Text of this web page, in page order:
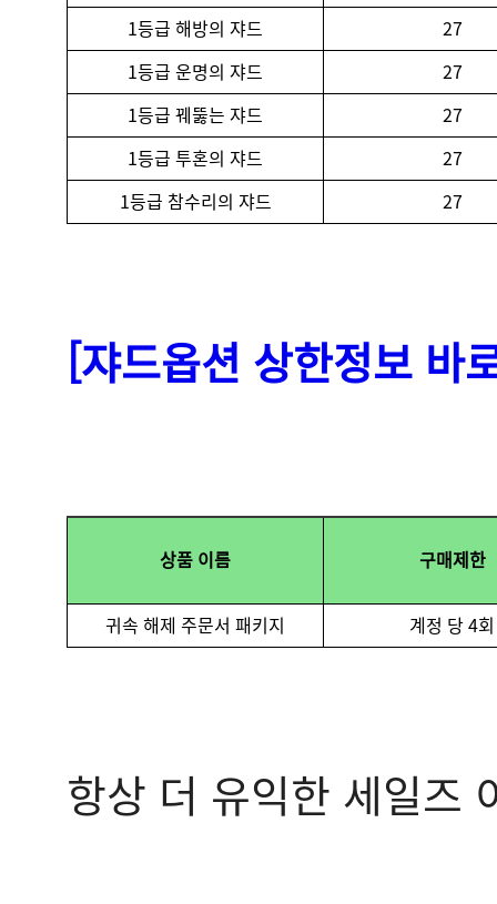
1등급 해방의 쟈드
27
1등급 운명의 쟈드
27
1등급 꿰뚫는 쟈드
27
1등급 투혼의 쟈드
27
1등급 참수리의 쟈드
27
[쟈드옵션 상한정보 바
상품 이름 구매제한
귀속 해제 주문서 패키지 계정 당 4회
항상 더 유익한 세일즈